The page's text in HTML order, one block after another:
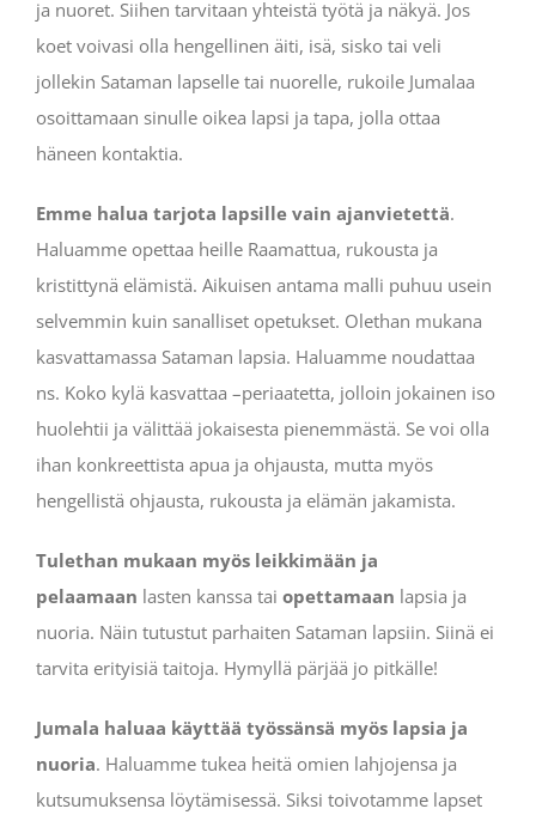
ja nuoret. Siihen tarvitaan yhteistä työtä ja näkyä. Jos
koet voivasi olla hengellinen äiti, isä, sisko tai veli
jollekin Sataman lapselle tai nuorelle, rukoile Jumalaa
osoittamaan sinulle oikea lapsi ja tapa, jolla ottaa
häneen kontaktia.
Emme halua tarjota lapsille vain ajanvietettä.
Haluamme opettaa heille Raamattua, rukousta ja
kristittynä elämistä. Aikuisen antama malli puhuu usein
selvemmin kuin sanalliset opetukset. Olethan mukana
kasvattamassa Sataman lapsia. Haluamme noudattaa
ns. Koko kylä kasvattaa –periaatetta, jolloin jokainen iso
huolehtii ja välittää jokaisesta pienemmästä. Se voi olla
ihan konkreettista apua ja ohjausta, mutta myös
hengellistä ohjausta, rukousta ja elämän jakamista.
Tulethan mukaan myös leikkimään ja
pelaamaan lasten kanssa tai opettamaan lapsia ja
nuoria. Näin tutustut parhaiten Sataman lapsiin. Siinä ei
tarvita erityisiä taitoja. Hymyllä pärjää jo pitkälle!
Jumala haluaa käyttää työssänsä myös lapsia ja
nuoria. Haluamme tukea heitä omien lahjojensa ja
kutsumuksensa löytämisessä. Siksi toivotamme lapset